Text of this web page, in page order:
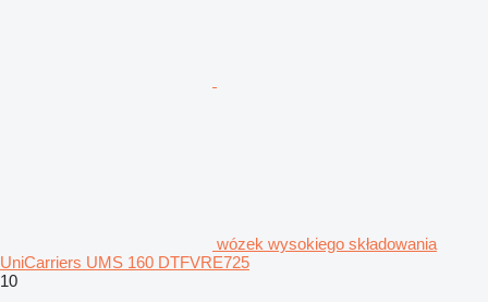
wózek wysokiego składowania
UniCarriers UMS 160 DTFVRE725
10